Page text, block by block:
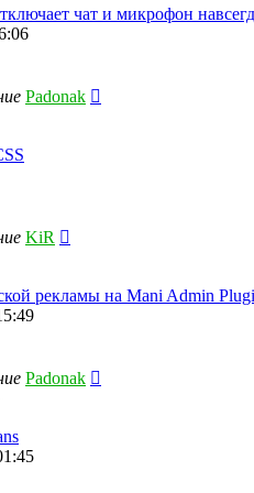
чат и микрофон
Padonak
KiR
рекламы на Mani Admin
Padonak